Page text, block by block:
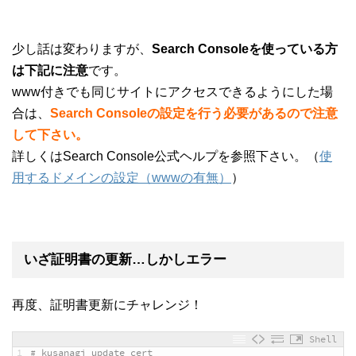
少し話は変わりますが、 Search Consoleを使っている方
は下記に注意です。
www付きでも同じサイトにアクセスできるようにした場
合は、 Search Consoleの設定を行う必要があるので注意
して下さい。
詳しくはSearch Console公式ヘルプを参照下さい。（使
用するドメインの設定（wwwの有無）
）
いざ証明書の更新…しかしエラー
再度、証明書更新にチャレンジ！
Shell
1
# kusanagi update cert